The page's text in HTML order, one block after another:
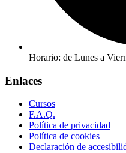
Horario: de Lunes a
Enlaces
Cursos
F.A.Q.
Política de privacidad
Política de cookies
Declaración de